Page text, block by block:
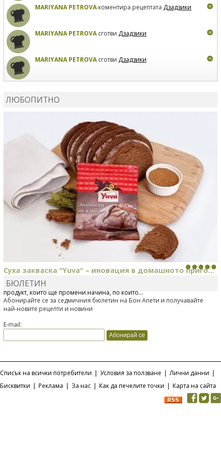
MARIYANA PETROVAкоментира рецептата Дзадзики
MARIYANA PETROVAсготви Дзадзики
MARIYANA PETROVAсготви Дзадзики
ЛЮБОПИТНО
Суха закваска "Yuva" – иновация в домашното приго...
Отскоро Лесафр България стартира предлагането на изцяло нов
продукт, който ще промени начина, по който...
БЮЛЕТИН
Абонирайте се за седмичния бюлетин на Бон Апети и получавайте
най-новите рецепти и новини
E-mail:
Списък на всички потребители | Условия за ползване | Лични данни |
Бисквитки | Реклама | За нас | Как да печелите точки | Карта на сайта